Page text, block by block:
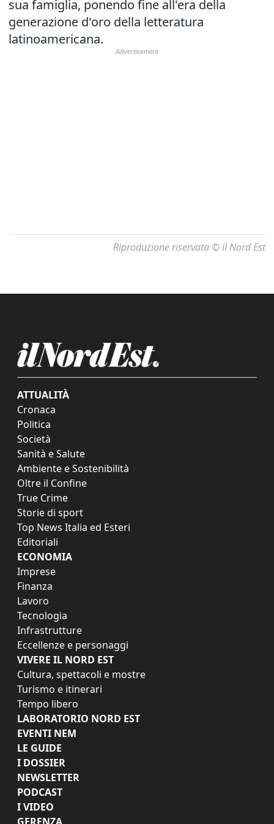
sua famiglia, ponendo fine all'era della
generazione d'oro della letteratura
latinoamericana.
Riproduzione riservata © il Nord Est
ATTUALITÀ
Cronaca
Politica
Società
Sanità e Salute
Ambiente e Sostenibilità
Oltre il Confine
True Crime
Storie di sport
Top News Italia ed Esteri
Editoriali
ECONOMIA
Imprese
Finanza
Lavoro
Tecnologia
Infrastrutture
Eccellenze e personaggi
VIVERE IL NORD EST
Cultura, spettacoli e mostre
Turismo e itinerari
Tempo libero
LABORATORIO NORD EST
EVENTI NEM
LE GUIDE
I DOSSIER
NEWSLETTER
PODCAST
I VIDEO